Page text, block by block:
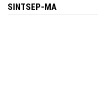
SINTSEP-MA